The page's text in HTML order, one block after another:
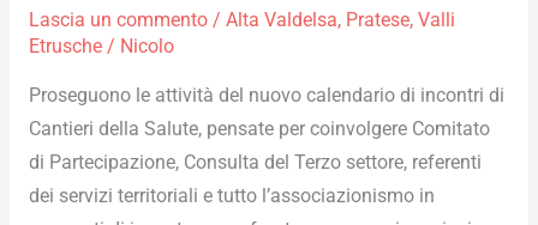
Lascia un commento / Alta Valdelsa, Pratese, Valli
Etrusche/ Nicolo
Proseguono le attività del nuovo calendario di incontri di
Cantieri della Salute, pensate per coinvolgere Comitato
di Partecipazione, Consulta del Terzo settore, referenti
dei servizi territoriali e tutto l’associazionismo in